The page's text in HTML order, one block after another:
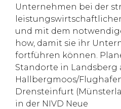
Unternehmen bei der
und mit dem
how, damit sie ihr
fortführen können.
Standorte in Landsberg
Hallbergmoos/
Drensteinfurt
in der NIVD Neue